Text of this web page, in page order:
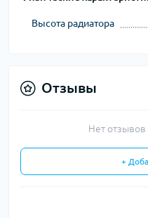
Высота радиатора
Отзывы
Нет
+